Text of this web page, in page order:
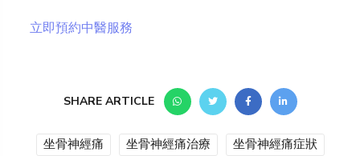
立即預約中醫服務
SHARE ARTICLE
坐骨神經痛 坐骨神經痛治療 坐骨神經痛症狀